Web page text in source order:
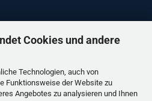
Cookies und andere
Technologien, auch von
Funktionsweise der Website zu
Angebotes zu analysieren und Ihnen